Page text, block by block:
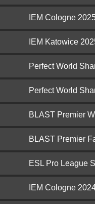
IEM Cologne
IEM Katowice
Perfect World
Perfect World
BLAST Premier
BLAST Premier
ESL Pro League
IEM Cologne